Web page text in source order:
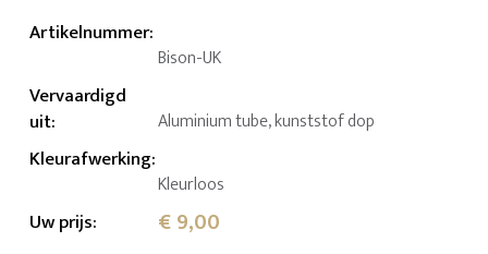
Artikelnummer:
Bison-UK
Vervaardigd
uit: Aluminium tube, kunststof dop
Kleurafwerking:
Kleurloos
Uw prijs: € 9,00